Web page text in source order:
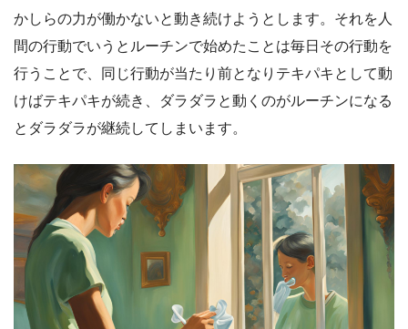
かしらの力が働かないと動き続けようとします。それを人
間の行動でいうとルーチンで始めたことは毎日その行動を
行うことで、同じ行動が当たり前となりテキパキとして動
けばテキパキが続き、ダラダラと動くのがルーチンになる
とダラダラが継続してしまいます。